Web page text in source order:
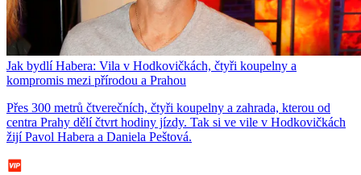
Jak bydlí Habera: Vila v Hodkovičkách, čtyři koupelny a
kompromis mezi přírodou a Prahou
Přes 300 metrů čtverečních, čtyři koupelny a zahrada, kterou od
centra Prahy dělí čtvrt hodiny jízdy. Tak si ve vile v Hodkovičkách
žijí Pavol Habera a Daniela Peštová.